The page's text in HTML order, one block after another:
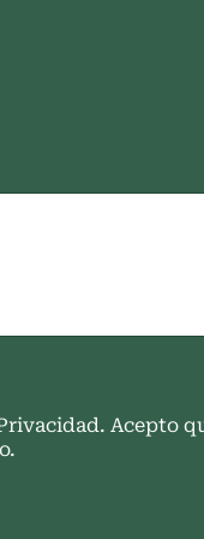
Acepto